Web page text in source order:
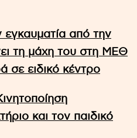
εγκαυματία από την
τη μάχη του στη ΜΕΘ
σε ειδικό κέντρο
και τον παιδικό